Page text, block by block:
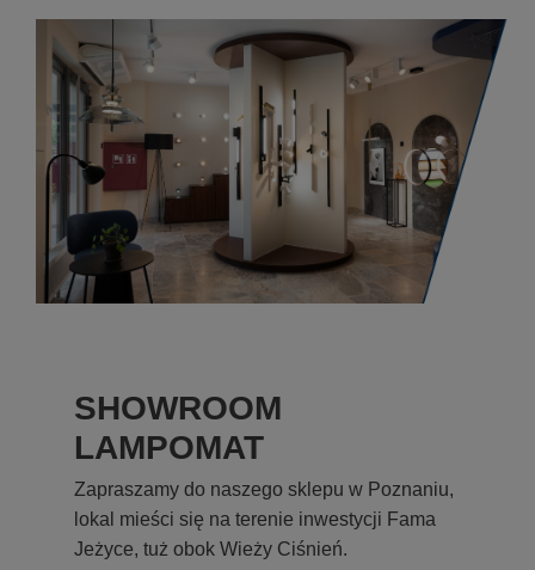
SHOWROOM
LAMPOMAT
Zapraszamy do naszego sklepu w Poznaniu,
lokal mieści się na terenie inwestycji Fama
Jeżyce, tuż obok Wieży Ciśnień.